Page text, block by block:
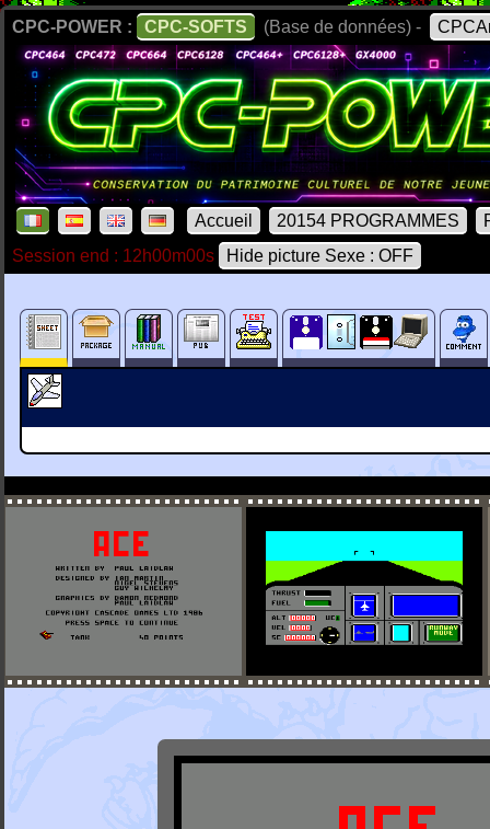
CPC-POWER : CPC-SOFTS (Base de données) -
Accueil 20154 PROGRAMMES
Session end : 12h00m00s
Hide picture Sexe : OFF